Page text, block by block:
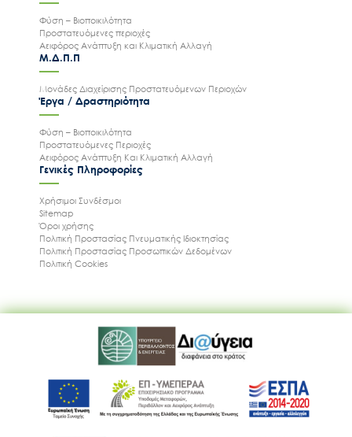
Φύση – Βιοποικιλότητα
Προστατευόμενες περιοχές
Αειφόρος Ανάπτυξη και Κλιματική Αλλαγή
Μ.Δ.Π.Π
Μονάδες Διαχείρισης Προστατευόμενων Περιοχών
Έργα / Δραστηριότητα
Φύση – Βιοποικιλότητα
Προστατευόμενες Περιοχές
Αειφόρος Ανάπτυξη Και Κλιματική Αλλαγή
Γενικές Πληροφορίες
Χρήσιμοι Συνδέσμοι
Sitemap
Όροι χρήσης
Πολιτική Προστασίας Πνευματικής Ιδιοκτησίας
Πολιτική Προστασίας Προσωπικών Δεδομένων
Πολιτική Cookies